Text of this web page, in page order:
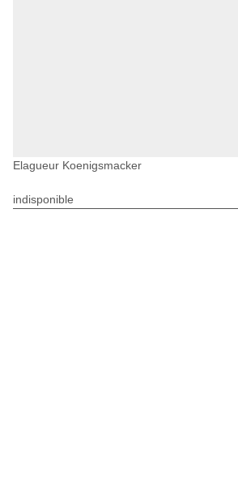
Elagueur Koenigsmacker
indisponible